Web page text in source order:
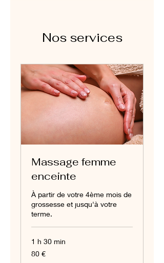
Nos services
Massage femme
enceinte
À partir de votre 4ème mois de
grossesse et jusqu'à votre
terme.
1 h 30 min
80
euros
80 €